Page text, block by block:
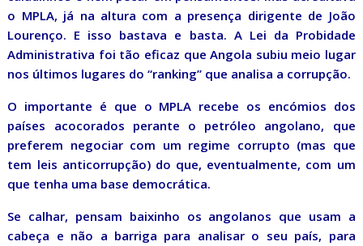
o MPLA, já na altura com a presença dirigente de João
Lourenço. E isso bastava e basta. A Lei da Probidade
Administrativa foi tão eficaz que Angola subiu meio lugar
nos últimos lugares do “ranking” que analisa a corrupção.
O importante é que o MPLA recebe os encómios dos
países acocorados perante o petróleo angolano, que
preferem negociar com um regime corrupto (mas que
tem leis anticorrupção) do que, eventualmente, com um
que tenha uma base democrática.
Se calhar, pensam baixinho os angolanos que usam a
cabeça e não a barriga para analisar o seu país, para